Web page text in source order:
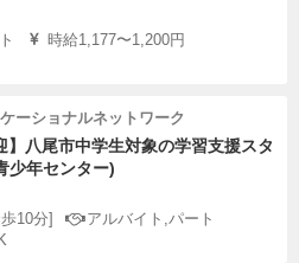
時給1,177〜1,200円
ーショナルネットワーク
】八尾市中学生対象の学習支援スタ
少年センター)
10分]
アルバイト,パート